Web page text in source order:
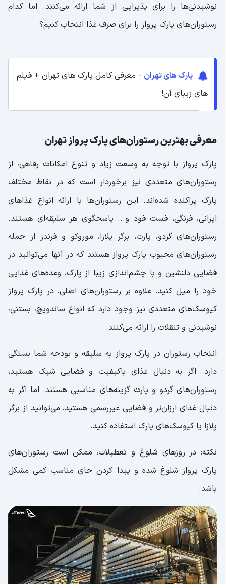
نوشیدنی‌ها را برای پذیرایی از شما ارائه می‌کنند. اما کدام
رستوران‌های پارک پرواز را برای صرف غذا انتخاب کنیم؟
پارک های تهران - معرفی کامل پارک های تهران + فیلم
های زیبای آن!
معرفی بهترین رستوران‌های پارک پرواز تهران
پارک پرواز با توجه به وسعت زیاد و تنوع امکانات رفاهی، از
رستوران‌های متعددی نیز برخوردار است که در نقاط مختلف
پارک پراکنده شده‌اند. این رستوران‌ها با ارائه انواع غذاهای
ایرانی، فرنگی، فست فود و... پاسخگوی هر سلیقه‌ای هستند.
رستوران‌های گردو، پارت، برگر پلازا، موروکو و فرندز از جمله
رستوران‌های محبوب پارک پرواز هستند که در آنها می‌توانید در
فضایی دلنشین و با چشم‌اندازی زیبا از پارک، وعده‌های غذایی
خود را میل کنید. علاوه بر رستوران‌های اصلی، در پارک پرواز
کیوسک‌های متعددی نیز وجود دارد که انواع ساندویچ، بستنی،
نوشیدنی و تنقلات را ارائه می‌کنند.
انتخاب رستوران در پارک پرواز به سلیقه و بودجه شما بستگی
دارد. اگر به دنبال غذای باکیفیت و فضایی شیک هستید،
رستوران‌های گردو و پارت گزینه‌های مناسبی هستند. اما اگر به
دنبال غذای ارزان‌تر و فضایی غیررسمی هستید، می‌توانید از برگر
پلازا یا کیوسک‌های پارک استفاده کنید.
نکته: در روزهای شلوغ و تعطیلات، ممکن است رستوران‌های
پارک پرواز شلوغ شده و پیدا کردن جای مناسب کمی مشکل
باشد.